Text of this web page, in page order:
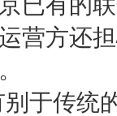
营方还
于传统